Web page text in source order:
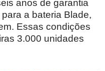
anos de garantia
a bateria Blade,
Essas condições
3.000 unidades